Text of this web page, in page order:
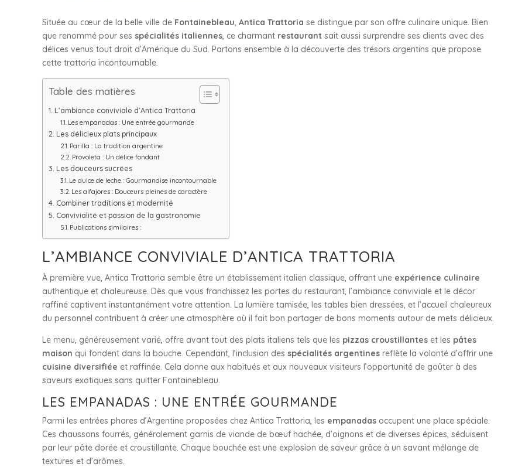
Située au cœur de la belle ville de Fontainebleau, Antica Trattoria se distingue par son offre culinaire unique. Bien
que renommé pour ses spécialités italiennes, ce charmant restaurant sait aussi surprendre ses clients avec des
délices venus tout droit d’Amérique du Sud. Partons ensemble à la découverte des trésors argentins que propose
cette trattoria incontournable.
Table des matières
L’ambiance conviviale d’Antica Trattoria
Les empanadas : Une entrée gourmande
Les délicieux plats principaux
Parilla : La tradition argentine
Provoleta : Un délice fondant
Les douceurs sucrées
Le dulce de leche : Gourmandise incontournable
Les alfajores : Douceurs pleines de caractère
Combiner traditions et modernité
Convivialité et passion de la gastronomie
Publications similaires :
L’AMBIANCE CONVIVIALE D’ANTICA TRATTORIA
À première vue, Antica Trattoria semble être un établissement italien classique, offrant une expérience culinaire
authentique et chaleureuse. Dès que vous franchissez les portes du restaurant, l’ambiance conviviale et le décor
raffiné captivent instantanément votre attention. La lumière tamisée, les tables bien dressées, et l’accueil chaleureux
du personnel contribuent à créer une atmosphère où il fait bon partager de bons moments autour de mets délicieux.
Le menu, généreusement varié, offre avant tout des plats italiens tels que les pizzas croustillantes et les pâtes
maison qui fondent dans la bouche. Cependant, l’inclusion des spécialités argentines reflète la volonté d’offrir une
cuisine diversifiée et raffinée. Cela donne aux habitués et aux nouveaux visiteurs l’opportunité de goûter à des
saveurs exotiques sans quitter Fontainebleau.
LES EMPANADAS : UNE ENTRÉE GOURMANDE
Parmi les entrées phares d’Argentine proposées chez Antica Trattoria, les empanadas occupent une place spéciale.
Ces chaussons fourrés, généralement garnis de viande de bœuf hachée, d’oignons et de diverses épices, séduisent
par leur pâte dorée et croustillante. Chaque bouchée est une explosion de saveur grâce à un savant mélange de
textures et d’arômes.